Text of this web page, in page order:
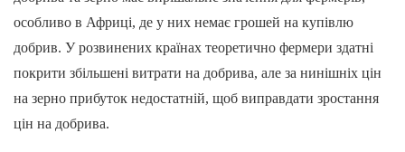
особливо в Африці, де у них немає грошей на купівлю
добрив. У розвинених країнах теоретично фермери здатні
покрити збільшені витрати на добрива, але за нинішніх цін
на зерно прибуток недостатній, щоб виправдати зростання
цін на добрива.